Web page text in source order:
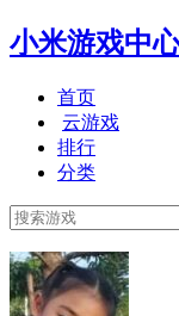
小米游戏中
首页
云游戏
排行
分类